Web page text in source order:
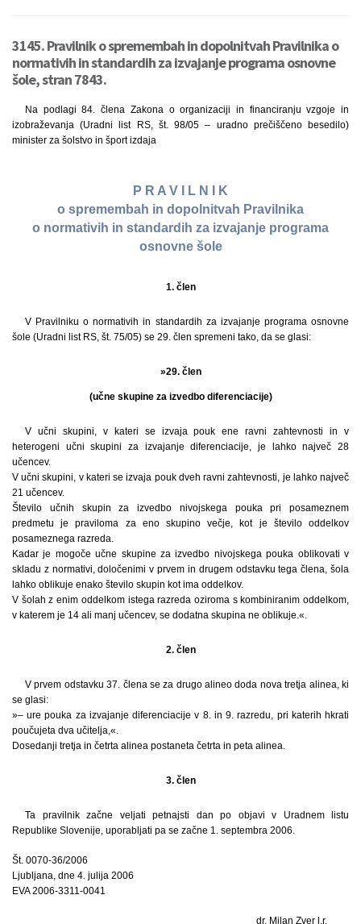
3145. Pravilnik o spremembah in dopolnitvah Pravilnika o
normativih in standardih za izvajanje programa osnovne
šole, stran 7843.
Na podlagi 84. člena Zakona o organizaciji in financiranju vzgoje in
izobraževanja (Uradni list RS, št. 98/05 – uradno prečiščeno besedilo)
minister za šolstvo in šport izdaja
P R A V I L N I K
o spremembah in dopolnitvah Pravilnika
o normativih in standardih za izvajanje programa
osnovne šole
1. člen
V Pravilniku o normativih in standardih za izvajanje programa osnovne
šole (Uradni list RS, št. 75/05) se 29. člen spremeni tako, da se glasi:
»29. člen
(učne skupine za izvedbo diferenciacije)
V učni skupini, v kateri se izvaja pouk ene ravni zahtevnosti in v
heterogeni učni skupini za izvajanje diferenciacije, je lahko največ 28
učencev.
V učni skupini, v kateri se izvaja pouk dveh ravni zahtevnosti, je lahko največ
21 učencev.
Število učnih skupin za izvedbo nivojskega pouka pri posameznem
predmetu je praviloma za eno skupino večje, kot je število oddelkov
posameznega razreda.
Kadar je mogoče učne skupine za izvedbo nivojskega pouka oblikovati v
skladu z normativi, določenimi v prvem in drugem odstavku tega člena, šola
lahko oblikuje enako število skupin kot ima oddelkov.
V šolah z enim oddelkom istega razreda oziroma s kombiniranim oddelkom,
v katerem je 14 ali manj učencev, se dodatna skupina ne oblikuje.«.
2. člen
V prvem odstavku 37. člena se za drugo alineo doda nova tretja alinea, ki
se glasi:
»– ure pouka za izvajanje diferenciacije v 8. in 9. razredu, pri katerih hkrati
poučujeta dva učitelja,«.
Dosedanji tretja in četrta alinea postaneta četrta in peta alinea.
3. člen
Ta pravilnik začne veljati petnajsti dan po objavi v Uradnem listu
Republike Slovenije, uporabljati pa se začne 1. septembra 2006.
Št. 0070-36/2006
Ljubljana, dne 4. julija 2006
EVA 2006-3311-0041
dr. Milan Zver l.r.